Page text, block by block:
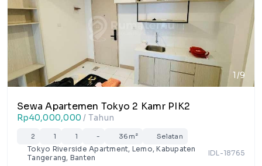
1/9
Sewa Apartemen Tokyo 2 Kamr PIK2
Rp40,000,000/ Tahun
2 1 1 - 36m² Selatan
Tokyo Riverside Apartment, Lemo, Kabupaten
Tangerang, Banten
IDL-18765